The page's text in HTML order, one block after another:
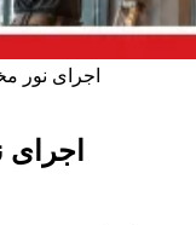
اجرای نور